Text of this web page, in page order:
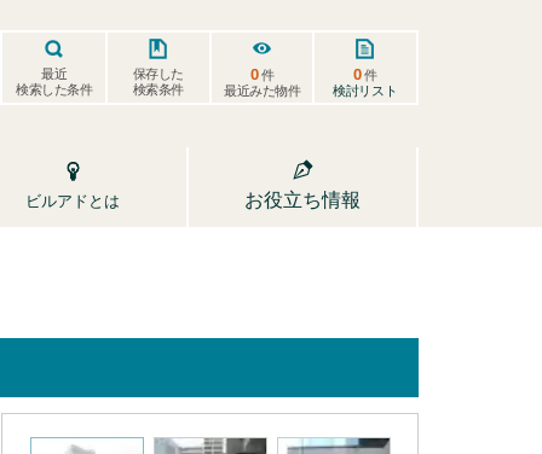
最近
検索した条件
保存した
検索条件
0件
最近みた物件
0件
検討リスト
ビルアドとは お役立ち情報